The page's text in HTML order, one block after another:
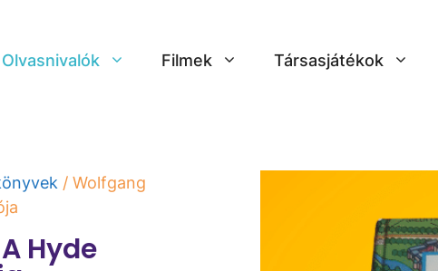
Olvasnivalók Filmek Társasjátékok
/ Wolfgang
Hyde